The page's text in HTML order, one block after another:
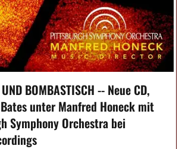
BOMBASTISCH -- Neue CD,
unter Manfred Honeck mit
Symphony Orchestra bei